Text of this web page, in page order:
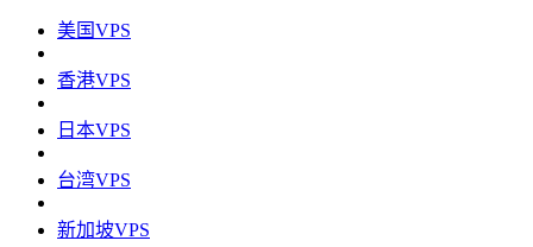
美国VPS
香港VPS
日本VPS
台湾VPS
新加坡VPS